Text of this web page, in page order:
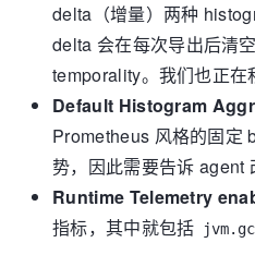
delta（增量）两种
delta 会在每次导出后清
temporality。我们也正
Default Histogram
Prometheus 风格的固定
势，因此需要告诉 agent
Runtime Telemetry
指标，其中就包括